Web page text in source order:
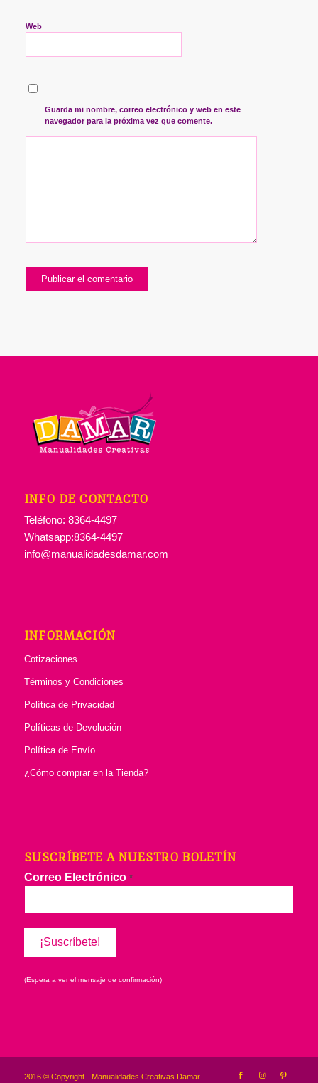
Web
Guarda mi nombre, correo electrónico y web en este
navegador para la próxima vez que comente.
INFO DE CONTACTO
Teléfono: 8364-4497
Whatsapp:8364-4497
info@manualidadesdamar.com
INFORMACIÓN
Cotizaciones
Términos y Condiciones
Política de Privacidad
Políticas de Devolución
Política de Envío
¿Cómo comprar en la Tienda?
SUSCRÍBETE A NUESTRO BOLETÍN
Correo Electrónico *
(Espera a ver el mensaje de confirmación)
2016 © Copyright - Manualidades Creativas Damar